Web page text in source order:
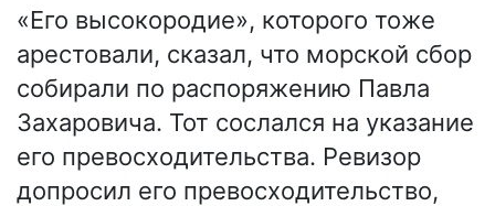
«Его высокородие», которого тоже
арестовали, сказал, что морской сбор
собирали по распоряжению Павла
Захаровича. Тот сослался на указание
его превосходительства. Ревизор
допросил его превосходительство,